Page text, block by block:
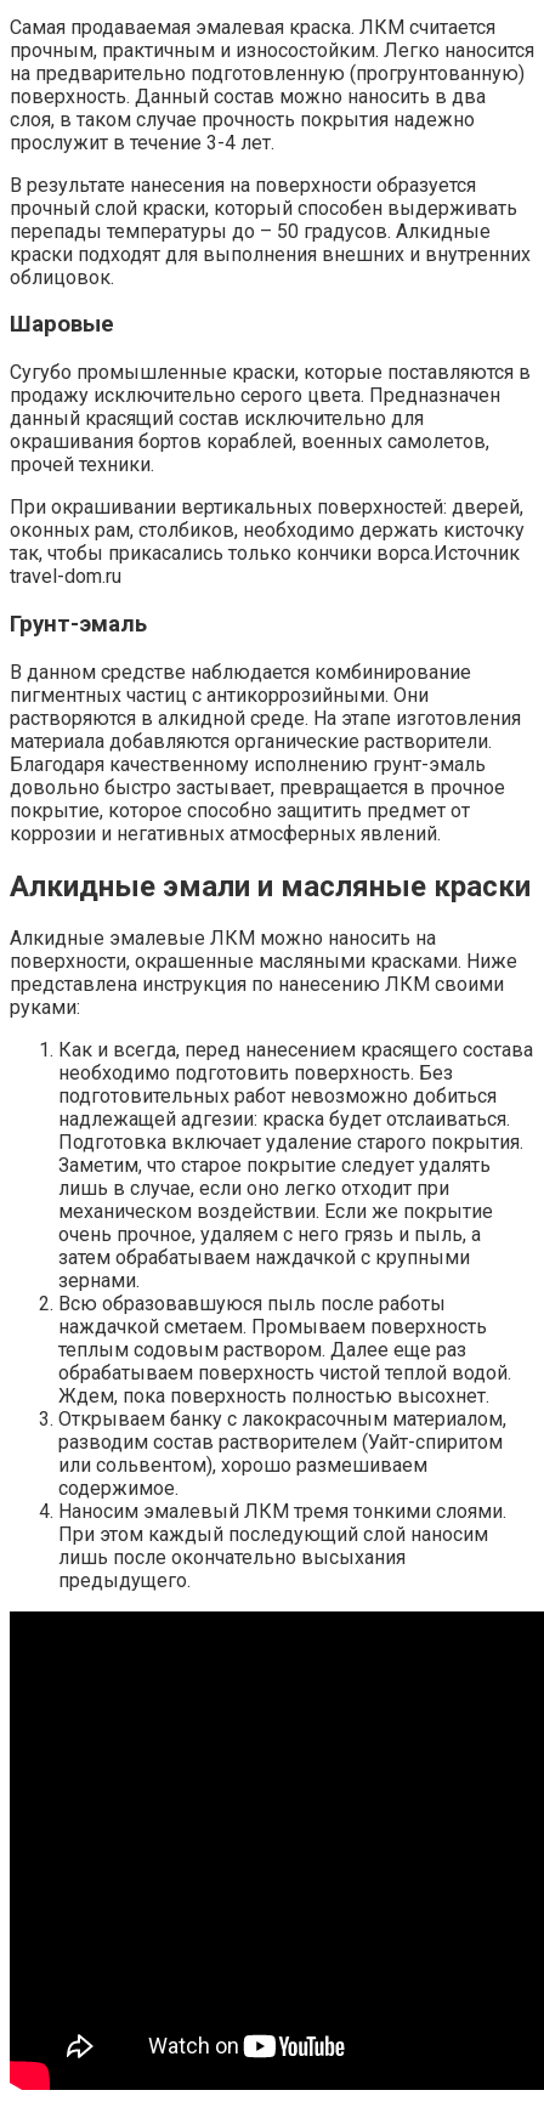
Самая продаваемая эмалевая краска. ЛКМ считается
прочным, практичным и износостойким. Легко наносится
на предварительно подготовленную (прогрунтованную)
поверхность. Данный состав можно наносить в два
слоя, в таком случае прочность покрытия надежно
прослужит в течение 3-4 лет.
В результате нанесения на поверхности образуется
прочный слой краски, который способен выдерживать
перепады температуры до – 50 градусов. Алкидные
краски подходят для выполнения внешних и внутренних
облицовок.
Шаровые
Сугубо промышленные краски, которые поставляются в
продажу исключительно серого цвета. Предназначен
данный красящий состав исключительно для
окрашивания бортов кораблей, военных самолетов,
прочей техники.
При окрашивании вертикальных поверхностей: дверей,
оконных рам, столбиков, необходимо держать кисточку
так, чтобы прикасались только кончики ворса.Источник
travel-dom.ru
Грунт-эмаль
В данном средстве наблюдается комбинирование
пигментных частиц с антикоррозийными. Они
растворяются в алкидной среде. На этапе изготовления
материала добавляются органические растворители.
Благодаря качественному исполнению грунт-эмаль
довольно быстро застывает, превращается в прочное
покрытие, которое способно защитить предмет от
коррозии и негативных атмосферных явлений.
Алкидные эмали и масляные краски
Алкидные эмалевые ЛКМ можно наносить на
поверхности, окрашенные масляными красками. Ниже
представлена инструкция по нанесению ЛКМ своими
руками:
Как и всегда, перед нанесением красящего состава
необходимо подготовить поверхность. Без
подготовительных работ невозможно добиться
надлежащей адгезии: краска будет отслаиваться.
Подготовка включает удаление старого покрытия.
Заметим, что старое покрытие следует удалять
лишь в случае, если оно легко отходит при
механическом воздействии. Если же покрытие
очень прочное, удаляем с него грязь и пыль, а
затем обрабатываем наждачкой с крупными
зернами.
Всю образовавшуюся пыль после работы
наждачкой сметаем. Промываем поверхность
теплым содовым раствором. Далее еще раз
обрабатываем поверхность чистой теплой водой.
Ждем, пока поверхность полностью высохнет.
Открываем банку с лакокрасочным материалом,
разводим состав растворителем (Уайт-спиритом
или сольвентом), хорошо размешиваем
содержимое.
Наносим эмалевый ЛКМ тремя тонкими слоями.
При этом каждый последующий слой наносим
лишь после окончательно высыхания
предыдущего.